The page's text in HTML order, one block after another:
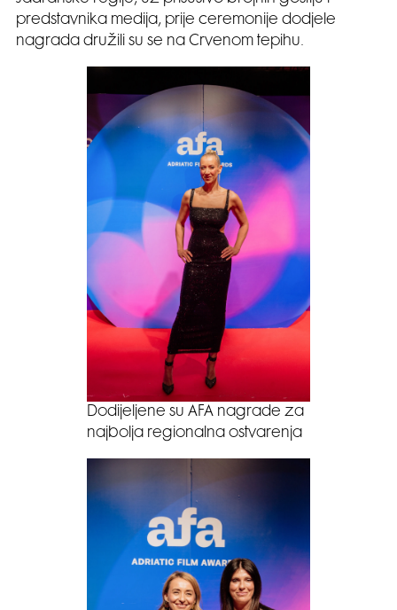
predstavnika medija, prije ceremonije dodjele
nagrada družili su se na Crvenom tepihu.
Dodijeljene su AFA nagrade za
najbolja regionalna ostvarenja